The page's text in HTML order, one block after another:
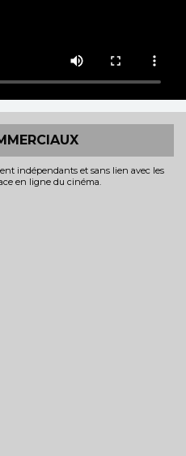
indépendants et sans lien avec les
en ligne du cinéma.